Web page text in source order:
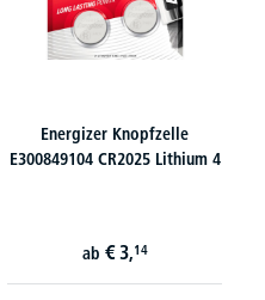
Energizer Knopfzelle
E300849104 CR2025 Lithium 4
ab € 3,14